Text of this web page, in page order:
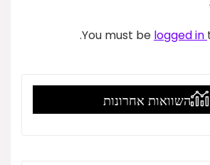
You must be logged in
השוואות אחרונות